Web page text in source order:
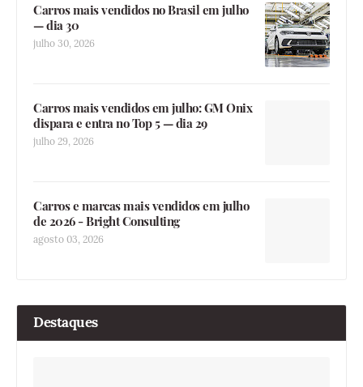
Carros mais vendidos no Brasil em julho
— dia 30
julho 30, 2026
Carros mais vendidos em julho: GM Onix
dispara e entra no Top 5 — dia 29
julho 29, 2026
Carros e marcas mais vendidos em julho
de 2026 - Bright Consulting
agosto 03, 2026
Destaques